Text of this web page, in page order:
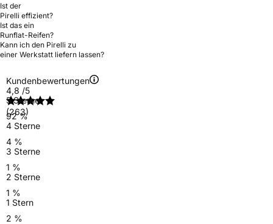
Ist der
Pirelli effizient?
Ist das ein
Runflat-Reifen?
Kann ich den Pirelli zu
einer Werkstatt liefern lassen?
Kundenbewertungen
4,8 /5
(263)
5 Sterne
92 %
4 Sterne
4 %
3 Sterne
1 %
2 Sterne
1 %
1 Stern
2 %